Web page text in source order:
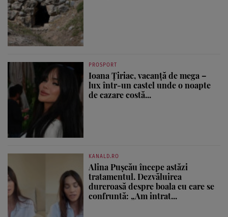
PROSPORT
Ioana Țiriac, vacanță de mega –
lux într-un castel unde o noapte
de cazare costă...
KANALD.RO
Alina Pușcău începe astăzi
tratamentul. Dezvăluirea
dureroasă despre boala cu care se
confruntă: „Am intrat...